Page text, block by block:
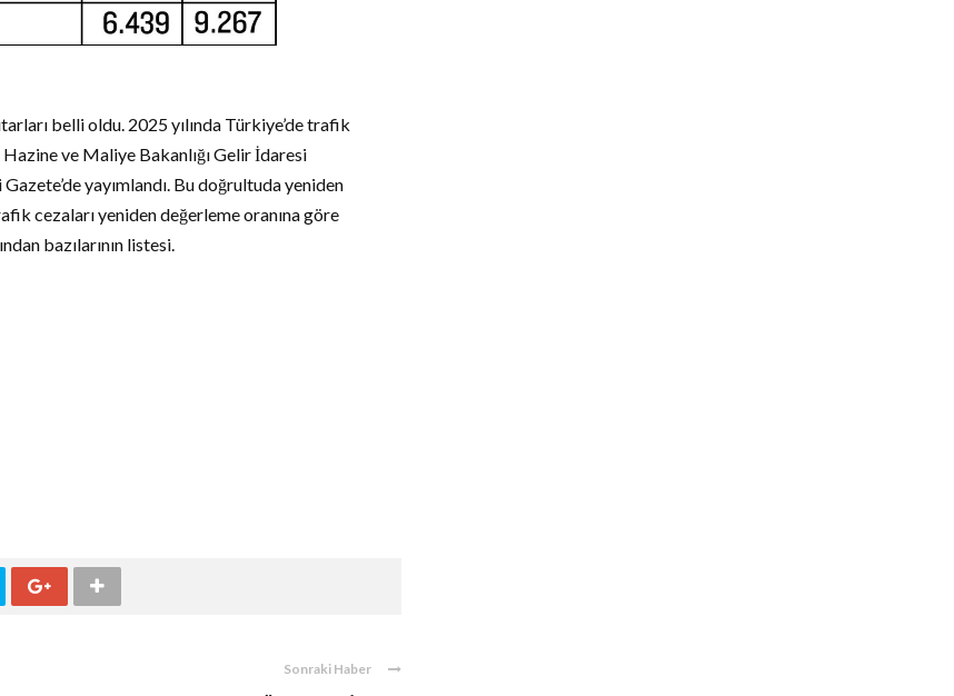
belli oldu. 2025 yılında Türkiye’de trafik
Hazine ve Maliye Bakanlığı Gelir İdaresi
yayımlandı. Bu doğrultuda yeniden
cezaları yeniden değerleme oranına göre
bazılarının listesi.
Sonraki Haber